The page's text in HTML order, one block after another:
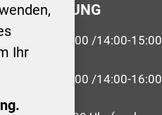
Ihr
09:00-12:00 /14:00-15:00
09:00-12:00 /14:00-16:00